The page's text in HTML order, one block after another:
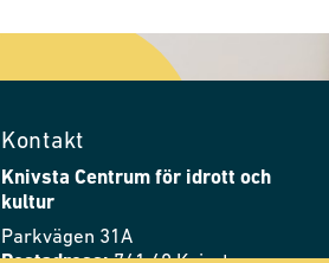
Kontakt
Knivsta Centrum för idrott och
kultur
Parkvägen 31A